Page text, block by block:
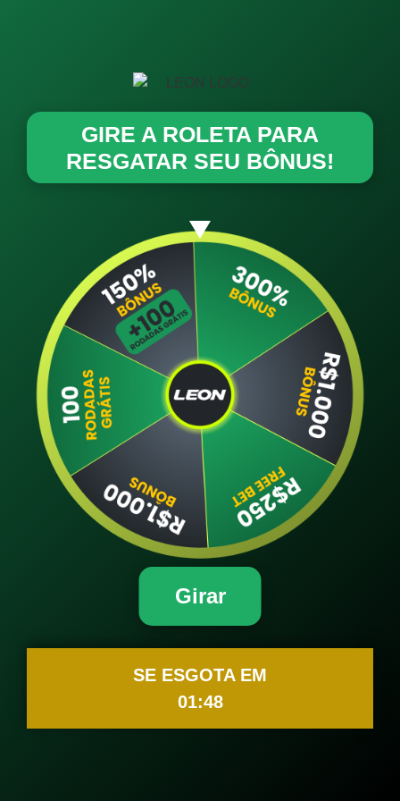
GIRE A ROLETA PARA
RESGATAR SEU BÔNUS!
Girar
SE ESGOTA EM
01:48